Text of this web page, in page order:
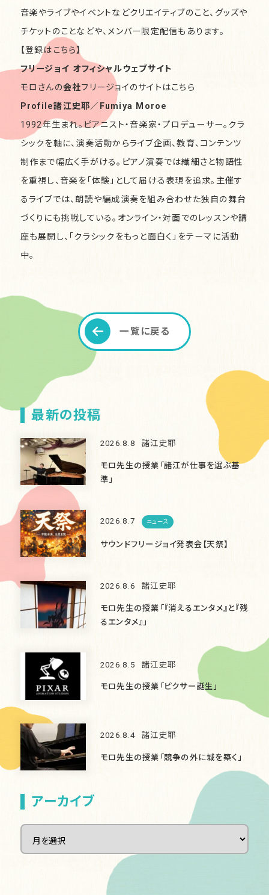
音楽やライブやイベントなどクリエイティブのこと、グッズや
チケットのことなどや、メンバー限定配信もあります。
【登録はこちら】
フリージョイ オフィシャルウェブサイト
モロさんの会社フリージョイのサイトはこちら
Profile諸江史耶／Fumiya Moroe
1992年生まれ。ピアニスト・音楽家・プロデューサー。クラ
シックを軸に、演奏活動からライブ企画、教育、コンテンツ
制作まで幅広く手がける。ピアノ演奏では繊細さと物語性
を重視し、音楽を「体験」として届ける表現を追求。主催す
るライブでは、朗読や編成演奏を組み合わせた独自の舞台
づくりにも挑戦している。オンライン・対面でのレッスンや講
座も展開し、「クラシックをもっと面白く」をテーマに活動
中。
一覧に戻る
最新の投稿
2026.8.8 諸江史耶
モロ先生の授業「諸江が仕事を選ぶ基
準」
2026.8.7 ニュース
サウンドフリージョイ発表会【天祭】
2026.8.6 諸江史耶
モロ先生の授業「『消えるエンタメ』と『残
るエンタメ』」
2026.8.5 諸江史耶
モロ先生の授業「ピクサー誕生」
2026.8.4 諸江史耶
モロ先生の授業「競争の外に城を築く」
アーカイブ